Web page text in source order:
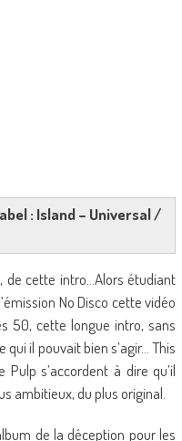
: Island – Universal /
de cette intro…Alors étudiant
No Disco cette vidéo
50, cette longue intro, sans
il pouvait bien s’agir… This
s’accordent à dire qu’il
ambitieux, du plus original.
de la déception pour les